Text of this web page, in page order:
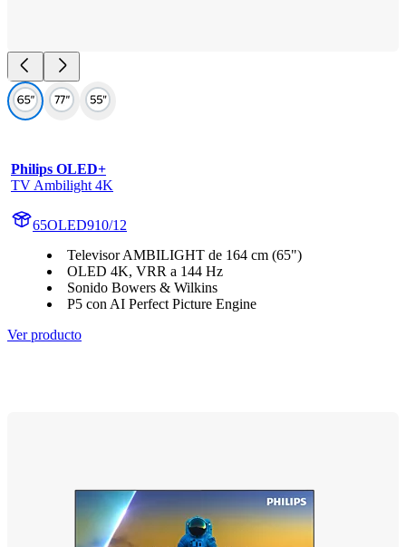
Philips OLED+
TV Ambilight 4K
65OLED910/12
Televisor AMBILIGHT de 164 cm (65")
OLED 4K, VRR a 144 Hz
Sonido Bowers & Wilkins
P5 con AI Perfect Picture Engine
Ver producto